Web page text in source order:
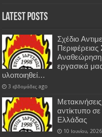
Latest Posts
Σχέδιο
Αναθεώρηση
εργασικά
υλοποιηθεί…
3 εβδομάδες ago
αντίκτυπο
Ελλάδας
10 Ιουνίου, 2026